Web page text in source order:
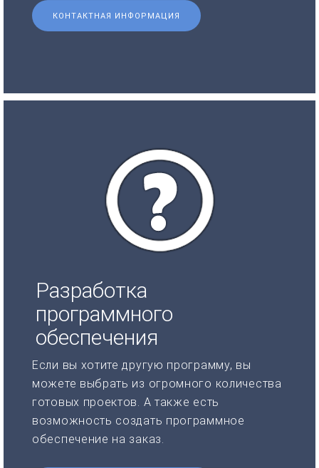
КОНТАКТНАЯ ИНФОРМАЦИЯ
Разработка
программного
обеспечения
Если вы хотите другую программу, вы
можете выбрать из огромного количества
готовых проектов. А также есть
возможность создать программное
обеспечение на заказ.